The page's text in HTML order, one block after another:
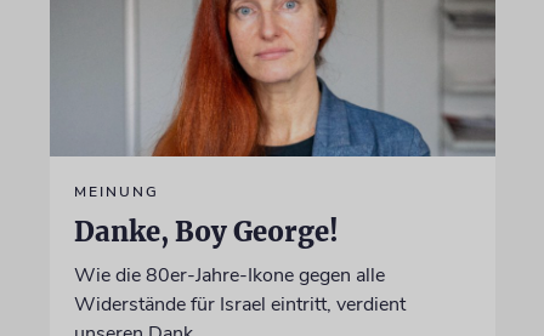
MEINUNG
Danke, Boy George!
Wie die 80er-Jahre-Ikone gegen alle
Widerstände für Israel eintritt, verdient